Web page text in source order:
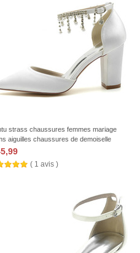
strass chaussures femmes mariage
aiguilles chaussures de demoiselle
( 1 avis )